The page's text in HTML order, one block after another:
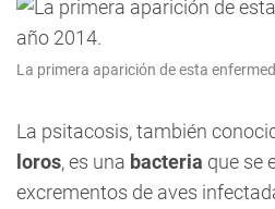
La primera aparición de esta
La psitacosis, también
loros, es una bacteria que se
excrementos de aves